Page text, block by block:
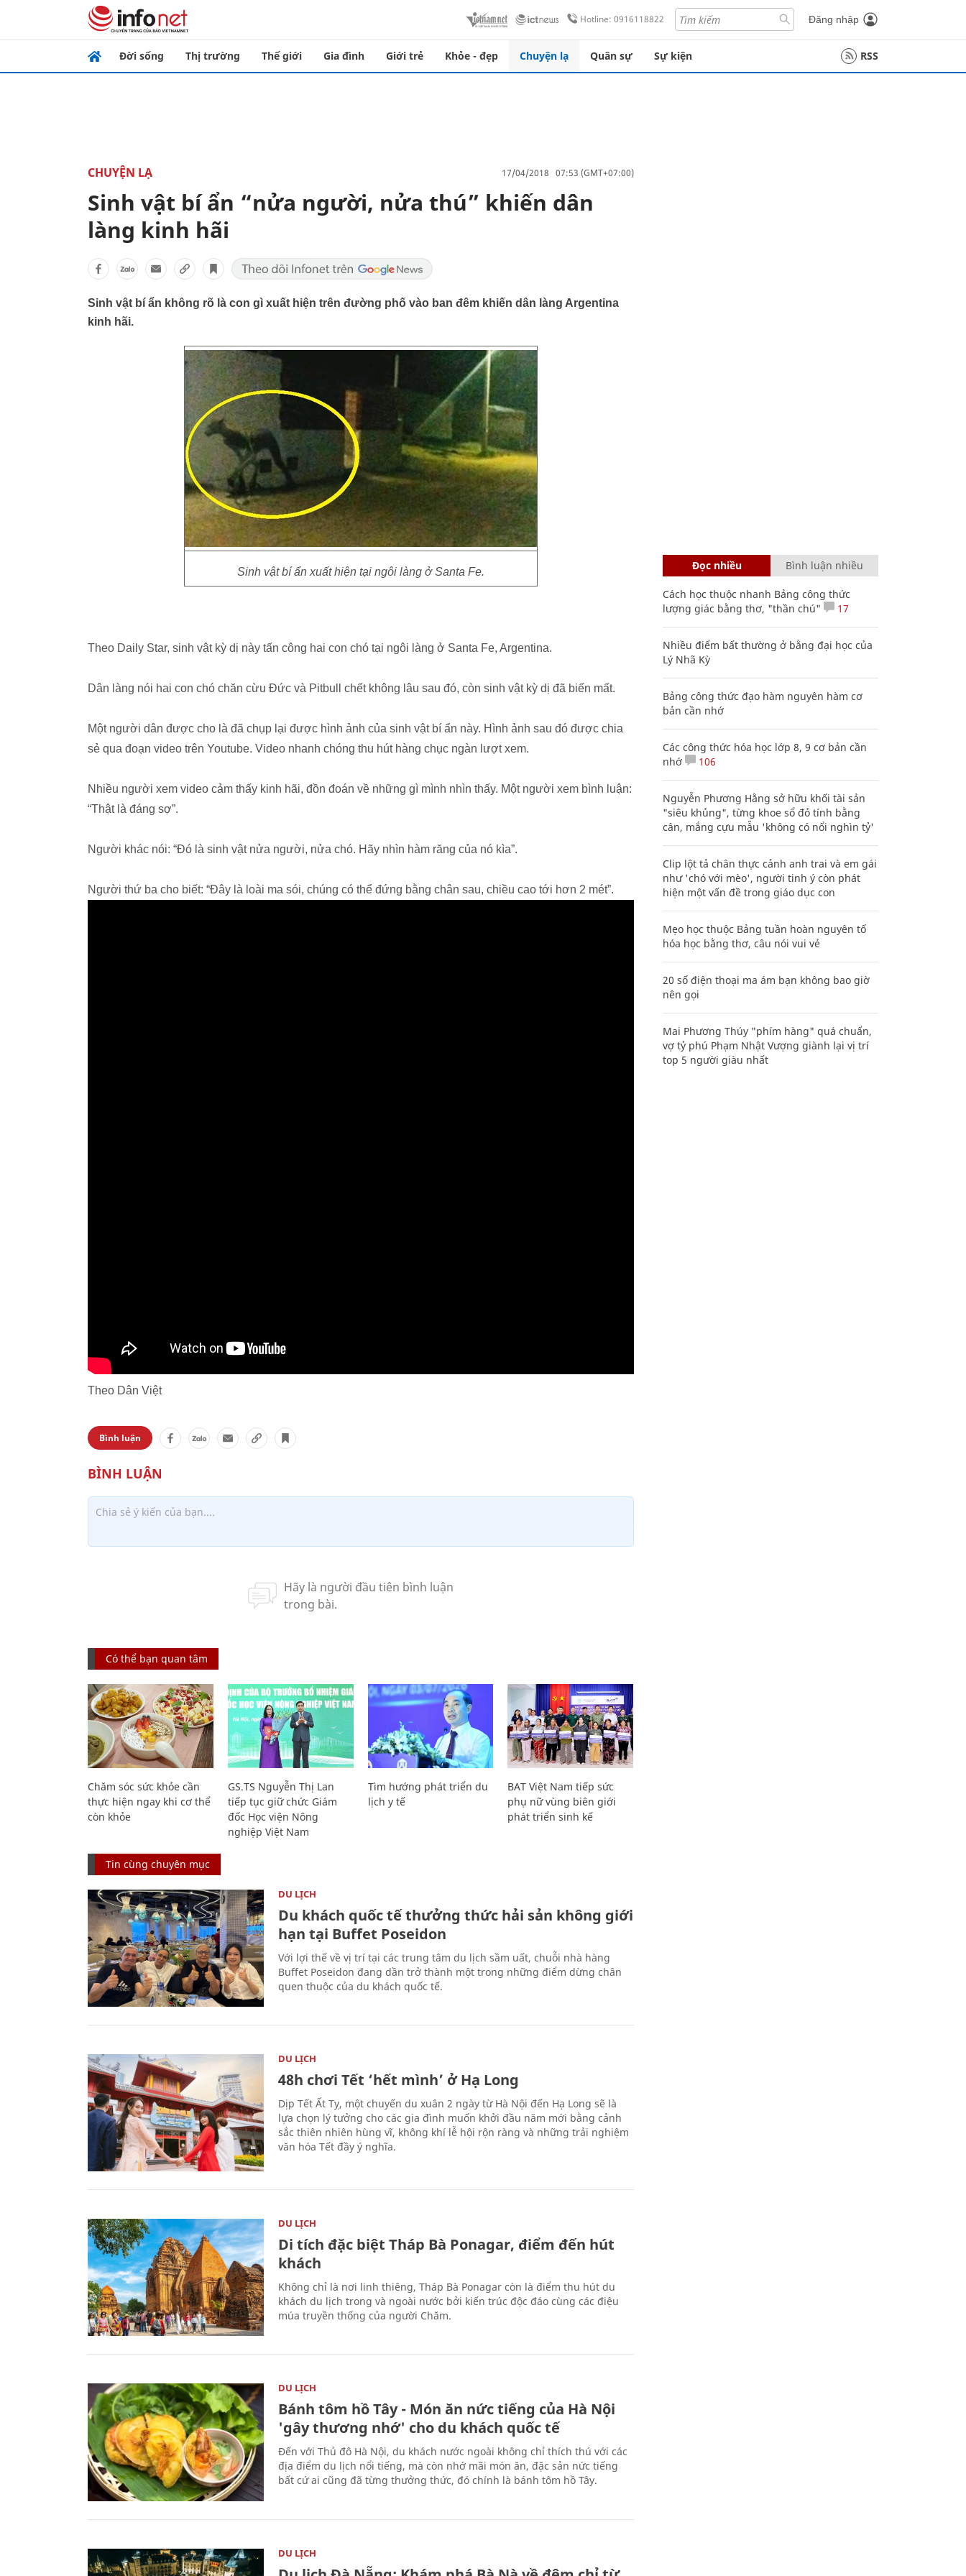
Hotline: 0916118822 Đăng nhập
Đời sống Thị trường Thế giới Gia đình Giới trẻ Khỏe - đẹp Chuyện lạ Quân sự Sự kiện RSS
CHUYỆN LẠ 17/04/2018 07:53 (GMT+07:00)
Sinh vật bí ẩn “nửa người, nửa thú” khiến dân
làng kinh hãi
Sinh vật bí ẩn không rõ là con gì xuất hiện trên đường phố vào ban đêm khiến dân làng Argentina
kinh hãi.
Sinh vật bí ẩn xuất hiện tại ngôi làng ở Santa Fe.
Theo Daily Star, sinh vật kỳ dị này tấn công hai con chó tại ngôi làng ở Santa Fe, Argentina.
Dân làng nói hai con chó chăn cừu Đức và Pitbull chết không lâu sau đó, còn sinh vật kỳ dị đã biến mất.
Một người dân được cho là đã chụp lại được hình ảnh của sinh vật bí ẩn này. Hình ảnh sau đó được chia
sẻ qua đoạn video trên Youtube. Video nhanh chóng thu hút hàng chục ngàn lượt xem.
Nhiều người xem video cảm thấy kinh hãi, đồn đoán về những gì mình nhìn thấy. Một người xem bình luận:
“Thật là đáng sợ”.
Người khác nói: “Đó là sinh vật nửa người, nửa chó. Hãy nhìn hàm răng của nó kìa”.
Người thứ ba cho biết: “Đây là loài ma sói, chúng có thể đứng bằng chân sau, chiều cao tới hơn 2 mét”.
Theo Dân Việt
Bình luận
Có thể bạn quan tâm
Chăm sóc sức khỏe cần
thực hiện ngay khi cơ thể
còn khỏe
GS.TS Nguyễn Thị Lan
tiếp tục giữ chức Giám
đốc Học viện Nông
nghiệp Việt Nam
Tìm hướng phát triển du
lịch y tế
BAT Việt Nam tiếp sức
phụ nữ vùng biên giới
phát triển sinh kế
Tin cùng chuyên mục
DU LỊCH
Du khách quốc tế thưởng thức hải sản không giới
hạn tại Buffet Poseidon
Với lợi thế về vị trí tại các trung tâm du lịch sầm uất, chuỗi nhà hàng
Buffet Poseidon đang dần trở thành một trong những điểm dừng chân
quen thuộc của du khách quốc tế.
DU LỊCH
48h chơi Tết ‘hết mình’ ở Hạ Long
Dịp Tết Ất Tỵ, một chuyến du xuân 2 ngày từ Hà Nội đến Hạ Long sẽ là
lựa chọn lý tưởng cho các gia đình muốn khởi đầu năm mới bằng cảnh
sắc thiên nhiên hùng vĩ, không khí lễ hội rộn ràng và những trải nghiệm
văn hóa Tết đầy ý nghĩa.
DU LỊCH
Di tích đặc biệt Tháp Bà Ponagar, điểm đến hút
khách
Không chỉ là nơi linh thiêng, Tháp Bà Ponagar còn là điểm thu hút du
khách du lịch trong và ngoài nước bởi kiến trúc độc đáo cùng các điệu
múa truyền thống của người Chăm.
DU LỊCH
Bánh tôm hồ Tây - Món ăn nức tiếng của Hà Nội
'gây thương nhớ' cho du khách quốc tế
Đến với Thủ đô Hà Nội, du khách nước ngoài không chỉ thích thú với các
địa điểm du lịch nổi tiếng, mà còn nhớ mãi món ăn, đặc sản nức tiếng
bất cứ ai cũng đã từng thưởng thức, đó chính là bánh tôm hồ Tây.
DU LỊCH
Đọc nhiều Bình luận nhiều
Cách học thuộc nhanh Bảng công thức
lượng giác bằng thơ, "thần chú"
17
Nhiều điểm bất thường ở bằng đại học của
Lý Nhã Kỳ
Bảng công thức đạo hàm nguyên hàm cơ
bản cần nhớ
Các công thức hóa học lớp 8, 9 cơ bản cần
nhớ
106
Nguyễn Phương Hằng sở hữu khối tài sản
"siêu khủng", từng khoe sổ đỏ tính bằng
cân, mắng cựu mẫu 'không có nổi nghìn tỷ'
Clip lột tả chân thực cảnh anh trai và em gái
như 'chó với mèo', người tinh ý còn phát
hiện một vấn đề trong giáo dục con
Mẹo học thuộc Bảng tuần hoàn nguyên tố
hóa học bằng thơ, câu nói vui vẻ
20 số điện thoại ma ám bạn không bao giờ
nên gọi
Mai Phương Thúy "phím hàng" quá chuẩn,
vợ tỷ phú Phạm Nhật Vượng giành lại vị trí
top 5 người giàu nhất